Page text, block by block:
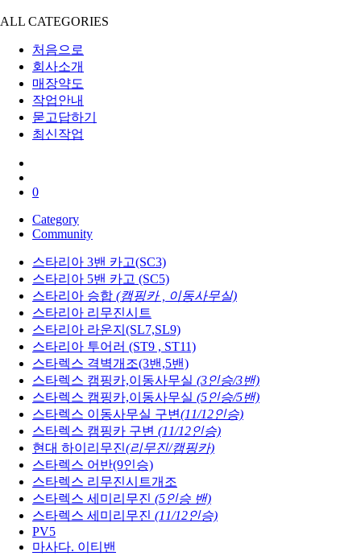
ALL CATEGORIES
처음으로
회사소개
매장약도
작업안내
묻고답하기
최신작업
0
Category
Community
스타리아 3밴 카고(SC3)
스타리아 5밴 카고 (SC5)
스타리아 승합 (캠핑카 , 이동사무실)
스타리아 리무진시트
스타리아 라운지(SL7,SL9)
스타리아 투어러 (ST9 , ST11)
스타렉스 격벽개조(3밴,5밴)
스타렉스 캠핑카,이동사무실 (3인승/3밴)
스타렉스 캠핑카,이동사무실 (5인승/5밴)
스타렉스 이동사무실 구변(11/12인승)
스타렉스 캠핑카 구변 (11/12인승)
현대 하이리무진(리무진/캠핑카)
스타렉스 어반(9인승)
스타렉스 리무진시트개조
스타렉스 세미리무진 (5인승 밴)
스타렉스 세미리무진 (11/12인승)
PV5
마사다. 이티밴